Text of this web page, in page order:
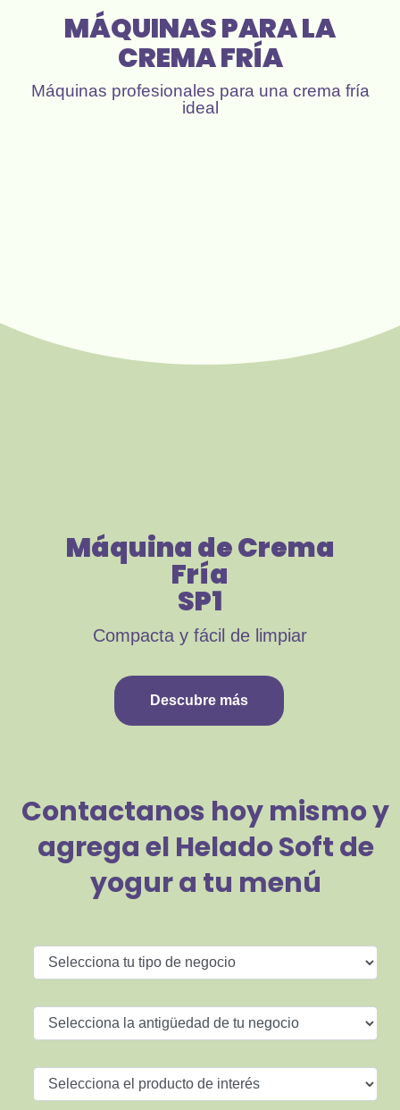
MÁQUINAS PARA LA
CREMA FRÍA
Máquinas profesionales para una crema fría
ideal
Máquina de Crema
Fría
SP1
Compacta y fácil de limpiar
Descubre más
Contactanos hoy mismo y
agrega el Helado Soft de
yogur a tu menú